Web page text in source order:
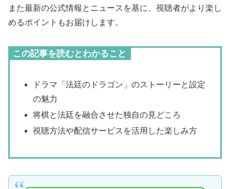
また最新の公式情報とニュースを基に、視聴者がより楽し
めるポイントもお届けします。
この記事を読むとわかること
ドラマ「法廷のドラゴン」のストーリーと設定
の魅力
将棋と法廷を融合させた独自の見どころ
視聴方法や配信サービスを活用した楽しみ方